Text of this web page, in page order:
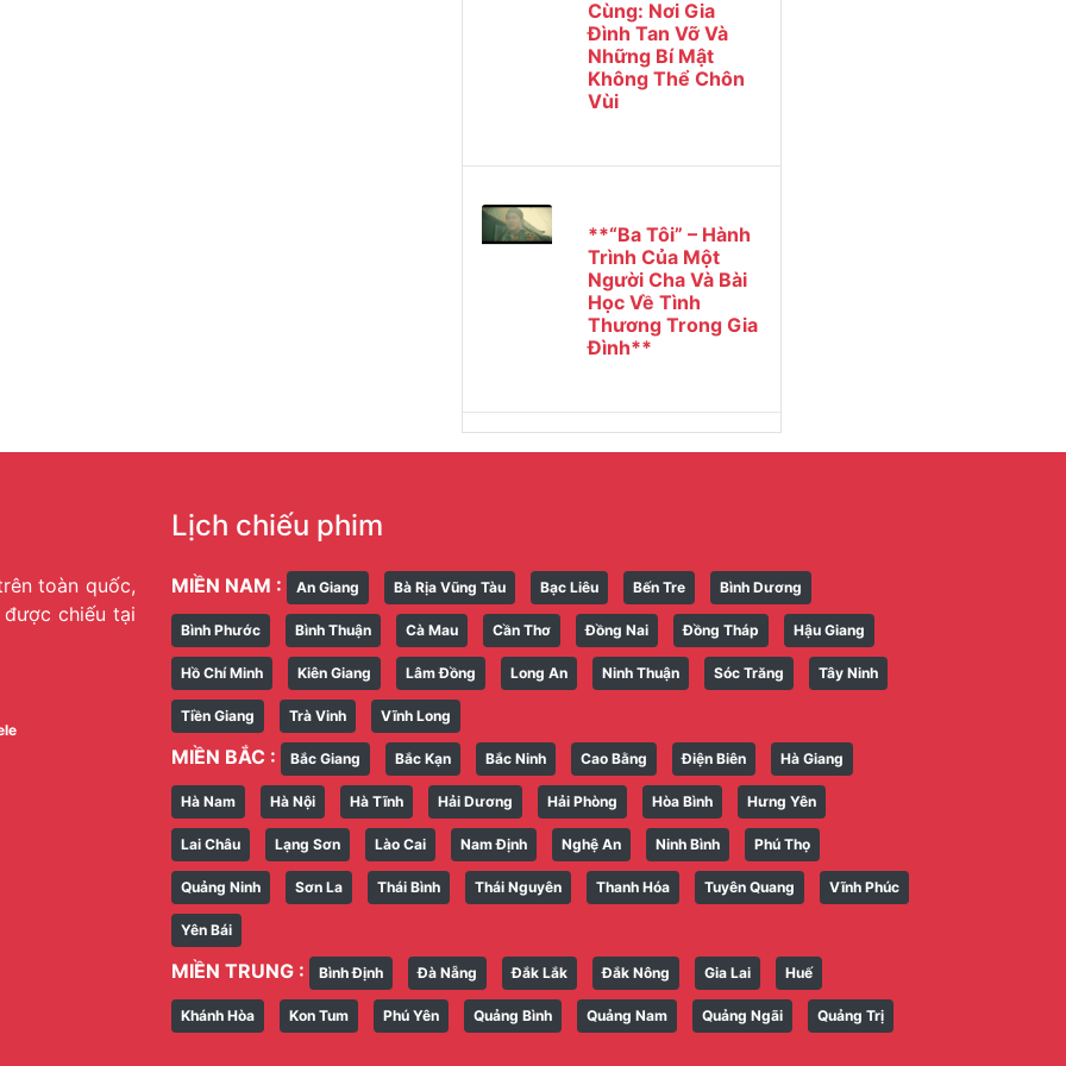
Cùng: Nơi Gia
Đình Tan Vỡ Và
Những Bí Mật
Không Thể Chôn
Vùi
**“Ba Tôi” – Hành
Trình Của Một
Người Cha Và Bài
Học Về Tình
Thương Trong Gia
Đình**
toàn quốc,
chiếu tại
Lịch chiếu phim
MIỀN NAM : An Giang Bà Rịa Vũng Tàu Bạc Liêu Bến Tre Bình Dương
Bình Phước Bình Thuận Cà Mau Cần Thơ Đồng Nai Đồng Tháp Hậu Giang
Hồ Chí Minh Kiên Giang Lâm Đồng Long An Ninh Thuận Sóc Trăng Tây Ninh
Tiền Giang Trà Vinh Vĩnh Long
MIỀN BẮC : Bắc Giang Bắc Kạn Bắc Ninh Cao Bằng Điện Biên Hà Giang
Hà Nam Hà Nội Hà Tĩnh Hải Dương Hải Phòng Hòa Bình Hưng Yên
Lai Châu Lạng Sơn Lào Cai Nam Định Nghệ An Ninh Bình Phú Thọ
Quảng Ninh Sơn La Thái Bình Thái Nguyên Thanh Hóa Tuyên Quang Vĩnh Phúc
Yên Bái
MIỀN TRUNG : Bình Định Đà Nẵng Đắk Lắk Đắk Nông Gia Lai Huế
Khánh Hòa Kon Tum Phú Yên Quảng Bình Quảng Nam Quảng Ngãi Quảng Trị